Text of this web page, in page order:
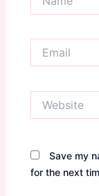
Save my
for the next